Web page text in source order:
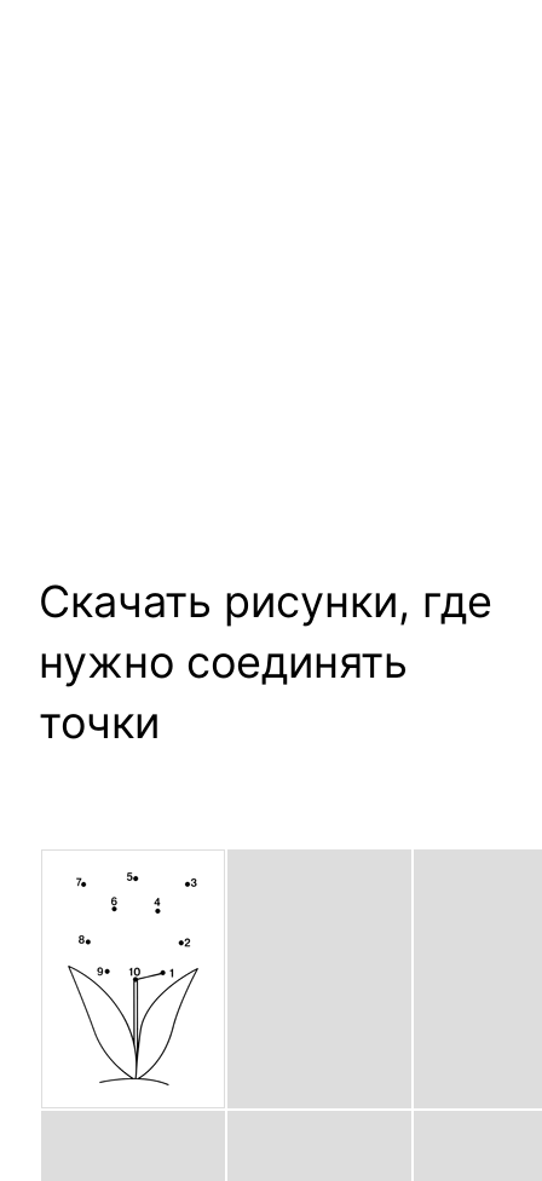
Скачать рисунки, где
нужно соединять
точки